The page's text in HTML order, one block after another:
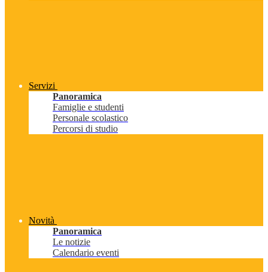
Servizi
Panoramica
Famiglie e studenti
Personale scolastico
Percorsi di studio
Novità
Panoramica
Le notizie
Calendario eventi